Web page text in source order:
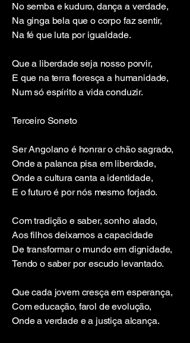
No semba e kuduro, dança a verdade,
Na ginga bela que o corpo faz sentir,
Na fé que luta por igualdade.
Que a liberdade seja nosso porvir,
E que na terra floresça a humanidade,
Num só espírito a vida conduzir.
Terceiro Soneto
Ser Angolano é honrar o chão sagrado,
Onde a palanca pisa em liberdade,
Onde a cultura canta a identidade,
E o futuro é por nós mesmo forjado.
Com tradição e saber, sonho alado,
Aos filhos deixamos a capacidade
De transformar o mundo em dignidade,
Tendo o saber por escudo levantado.
Que cada jovem cresça em esperança,
Com educação, farol de evolução,
Onde a verdade e a justiça alcança.